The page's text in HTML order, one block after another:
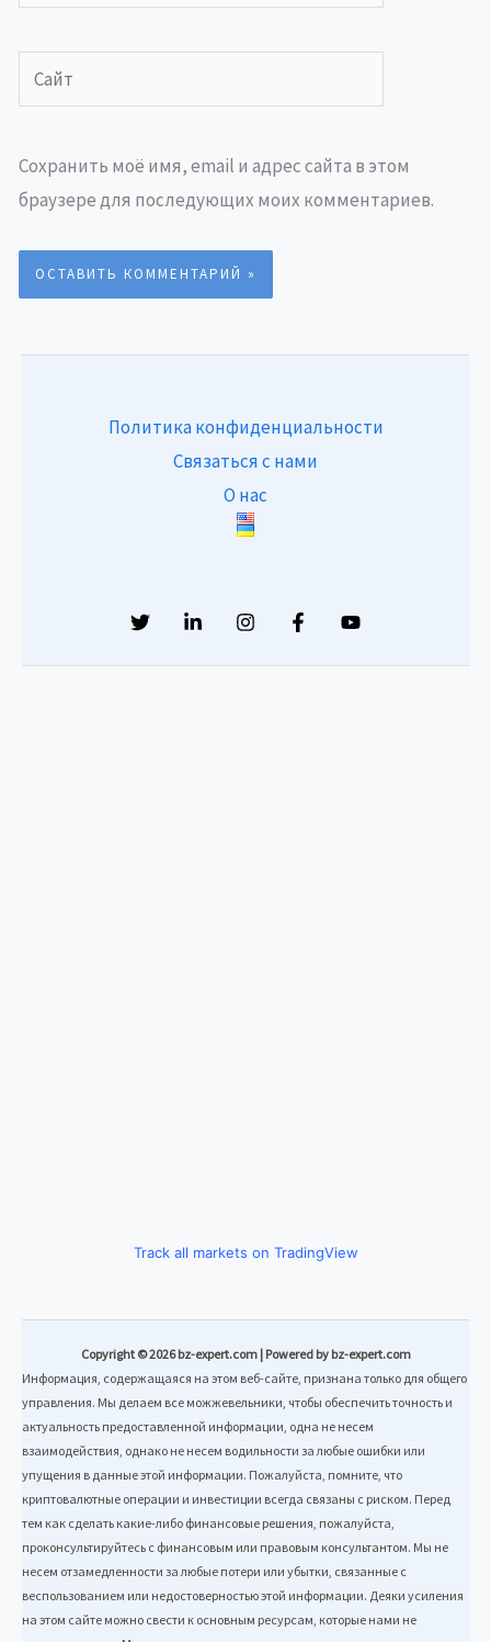
Сайт
Сохранить моё имя, email и адрес сайта в этом
браузере для последующих моих комментариев.
Политика конфиденциальности
Связаться с нами
О нас
Track all markets on TradingView
Copyright © 2026 bz-expert.com | Powered by bz-expert.com
Информация, содержащаяся на этом веб-сайте, признана только для общего
управления. Мы делаем все можжевельники, чтобы обеспечить точность и
актуальность предоставленной информации, одна не несем
взаимодействия, однако не несем водильности за любые ошибки или
упущения в данные этой информации. Пожалуйста, помните, что
криптовалютные операции и инвестиции всегда связаны с риском. Перед
тем как сделать какие-либо финансовые решения, пожалуйста,
проконсультируйтесь с финансовым или правовым консультантом. Мы не
несем отзамедленности за любые потери или убытки, связанные с
веспользованием или недостоверностью этой информации. Деяки усиления
на этом сайте можно свести к основным ресурсам, которые нами не